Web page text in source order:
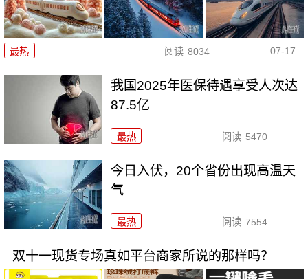
最热 阅读 8034 07-17
我国2025年医保待遇享受人次达
87.5亿
最热 阅读 5470
今日入伏，20个省份出现高温天
气
最热 阅读 7554
双十一现货专场真如平台商家所说的那样吗？